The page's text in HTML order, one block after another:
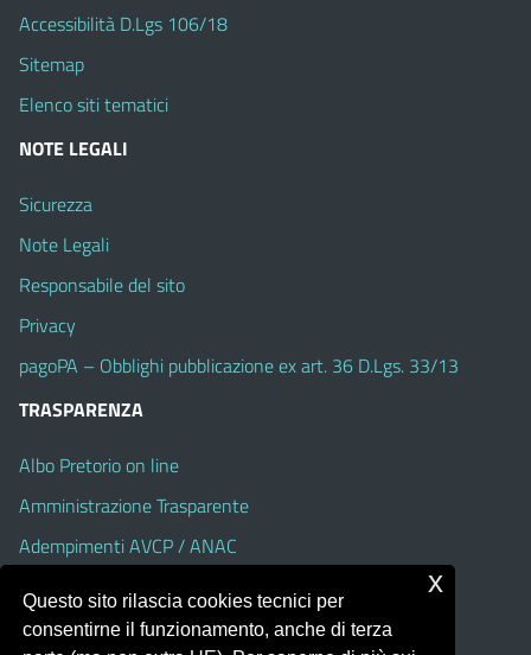
Accessibilità D.Lgs 106/18
Sitemap
Elenco siti tematici
NOTE LEGALI
Sicurezza
Note Legali
Responsabile del sito
Privacy
pagoPA – Obblighi pubblicazione ex art. 36 D.Lgs. 33/13
TRASPARENZA
Albo Pretorio on line
Amministrazione Trasparente
Adempimenti AVCP / ANAC
Dichiarazione di accessibilità
Questo sito rilascia cookies tecnici per
consentirne il funzionamento, anche di terza
x